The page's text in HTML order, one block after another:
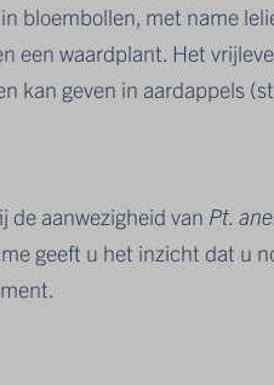
bloembollen, met name
een waardplant. Het
kan geven in aardappels
de aanwezigheid van Pt.
geeft u het inzicht dat u